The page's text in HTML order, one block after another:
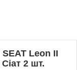
Leon II
2 шт.